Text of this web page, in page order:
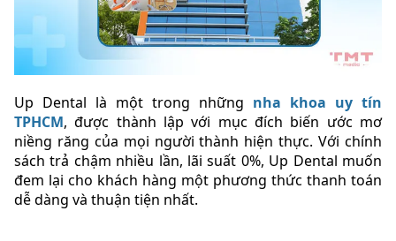
Up Dental là một trong những nha khoa uy tín
TPHCM, được thành lập với mục đích biến ước mơ
niềng răng của mọi người thành hiện thực. Với chính
sách trả chậm nhiều lần, lãi suất 0%, Up Dental muốn
đem lại cho khách hàng một phương thức thanh toán
dễ dàng và thuận tiện nhất.